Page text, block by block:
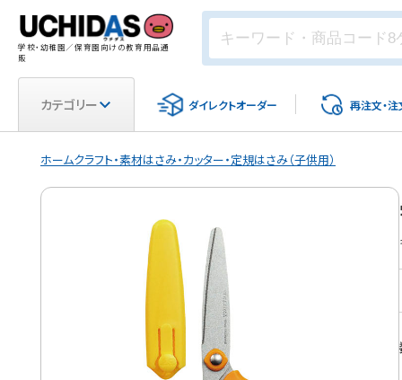
学校・幼稚園／保育園向けの教育用品通
販
カテゴリー ダイレクトオーダー 再注文・注
ホームクラフト・素材はさみ・カッター・定規はさみ（子供用）